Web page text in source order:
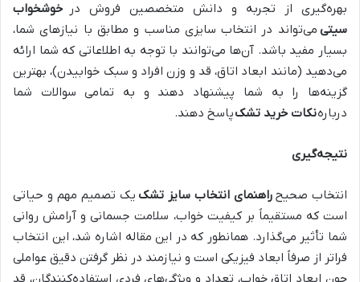
بهره‌گیری از تجربه و دانش متخصصین فروش در خوشخواب
سیتی می‌تواند در انتخاب سایزی مناسب و مطابق با نیازهای شما،
بسیار مفید باشد. آن‌ها می‌توانند با توجه به اطلاعاتی که شما ارائه
می‌دهید (مانند ابعاد اتاق، قد و وزن افراد و سبک خوابیدن)، بهترین
گزینه‌ها را به شما پیشنهاد دهند و به تمامی سوالات شما
دربارهنکات خرید تشکپاسخ دهند.
نتیجه‌گیری
انتخاب صحیح راهنمای انتخاب سایز تشک یک تصمیم مهم و حیاتی
است که مستقیماً بر کیفیت خواب، سلامت جسمانی و آرامش روانی
شما تأثیر می‌گذارد. همانطور که در این مقاله اشاره شد، این انتخاب
فراتر از صرفاً ابعاد فیزیکی است و نیازمند در نظر گرفتن دقیق عواملی